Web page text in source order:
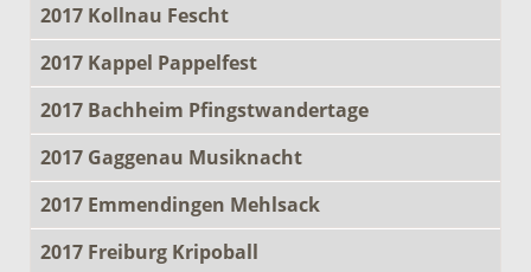
2017 Kollnau Fescht
2017 Kappel Pappelfest
2017 Bachheim Pfingstwandertage
2017 Gaggenau Musiknacht
2017 Emmendingen Mehlsack
2017 Freiburg Kripoball